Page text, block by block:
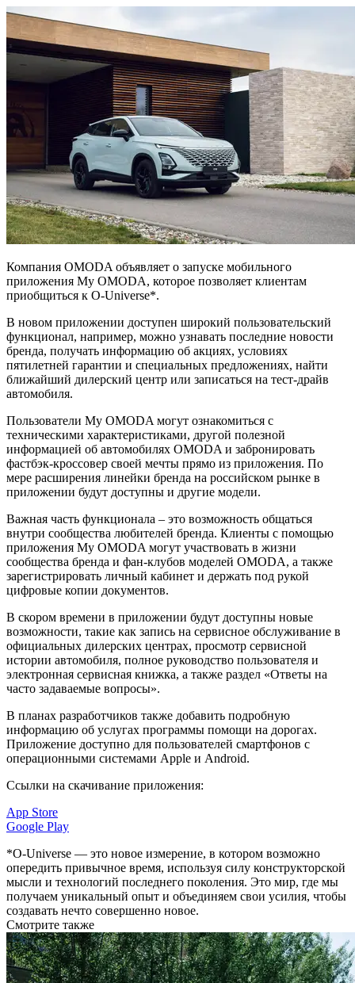
Компания OMODA объявляет о запуске мобильного
приложения My OMODA, которое позволяет клиентам
приобщиться к O-Universe*.
В новом приложении доступен широкий пользовательский
функционал, например, можно узнавать последние новости
бренда, получать информацию об акциях, условиях
пятилетней гарантии и специальных предложениях, найти
ближайший дилерский центр или записаться на тест-драйв
автомобиля.
Пользователи My OMODA могут ознакомиться с
техническими характеристиками, другой полезной
информацией об автомобилях OMODA и забронировать
фастбэк-кроссовер своей мечты прямо из приложения. По
мере расширения линейки бренда на российском рынке в
приложении будут доступны и другие модели.
Важная часть функционала – это возможность общаться
внутри сообщества любителей бренда. Клиенты с помощью
приложения My OMODA могут участвовать в жизни
сообщества бренда и фан-клубов моделей OMODA, а также
зарегистрировать личный кабинет и держать под рукой
цифровые копии документов.
В скором времени в приложении будут доступны новые
возможности, такие как запись на сервисное обслуживание в
официальных дилерских центрах, просмотр сервисной
истории автомобиля, полное руководство пользователя и
электронная сервисная книжка, а также раздел «Ответы на
часто задаваемые вопросы».
В планах разработчиков также добавить подробную
информацию об услугах программы помощи на дорогах.
Приложение доступно для пользователей смартфонов с
операционными системами Apple и Android.
Ссылки на скачивание приложения:
App Store
Google Play
*O-Universe — это новое измерение, в котором возможно
опередить привычное время, используя силу конструкторской
мысли и технологий последнего поколения. Это мир, где мы
получаем уникальный опыт и объединяем свои усилия, чтобы
создавать нечто совершенно новое.
Смотрите также